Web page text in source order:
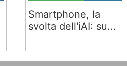
Smartphone, la
svolta dell'iAI: su...